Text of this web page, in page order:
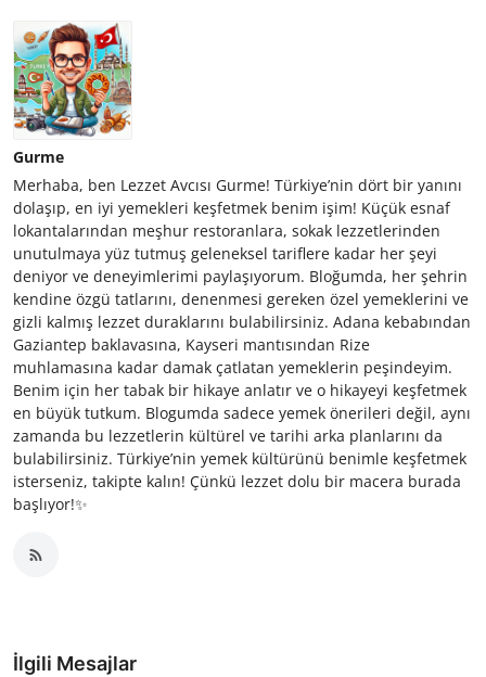
Gurme
Merhaba, ben Lezzet Avcısı Gurme! Türkiye’nin dört bir yanını
dolaşıp, en iyi yemekleri keşfetmek benim işim! Küçük esnaf
lokantalarından meşhur restoranlara, sokak lezzetlerinden
unutulmaya yüz tutmuş geleneksel tariflere kadar her şeyi
deniyor ve deneyimlerimi paylaşıyorum. Bloğumda, her şehrin
kendine özgü tatlarını, denenmesi gereken özel yemeklerini ve
gizli kalmış lezzet duraklarını bulabilirsiniz. Adana kebabından
Gaziantep baklavasına, Kayseri mantısından Rize
muhlamasına kadar damak çatlatan yemeklerin peşindeyim.
Benim için her tabak bir hikaye anlatır ve o hikayeyi keşfetmek
en büyük tutkum. Blogumda sadece yemek önerileri değil, aynı
zamanda bu lezzetlerin kültürel ve tarihi arka planlarını da
bulabilirsiniz. Türkiye’nin yemek kültürünü benimle keşfetmek
isterseniz, takipte kalın! Çünkü lezzet dolu bir macera burada
başlıyor!✨
İlgili Mesajlar